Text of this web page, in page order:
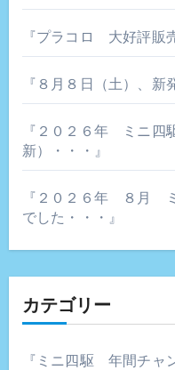
ョ
ン
『プラコロ 大好評販
『８月８日（土）、新
『２０２６年 ミニ四
新）・・・』
『２０２６年 ８月
でした・・・』
カテゴリー
『ミニ四駆 年間チャ